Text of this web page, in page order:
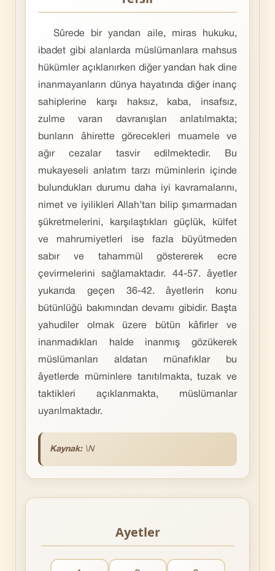
Sûrede bir yandan aile, miras hukuku,
ibadet gibi alanlarda müslümanlara mahsus
hükümler açıklanırken diğer yandan hak dine
inanmayanların dünya hayatında diğer inanç
sahiplerine karşı haksız, kaba, insafsız,
zulme varan davranışları anlatılmakta;
bunların âhirette görecekleri muamele ve
ağır cezalar tasvir edilmektedir. Bu
mukayeseli anlatım tarzı müminlerin içinde
bulundukları durumu daha iyi kavramalarını,
nimet ve iyilikleri Allah’tan bilip şımarmadan
şükretmelerini, karşılaştıkları güçlük, külfet
ve mahrumiyetleri ise fazla büyütmeden
sabır ve tahammül göstererek ecre
çevirmelerini sağlamaktadır. 44-57. âyetler
yukarıda geçen 36-42. âyetlerin konu
bütünlüğü bakımından devamı gibidir. Başta
yahudiler olmak üzere bütün kâfirler ve
inanmadıkları halde inanmış gözükerek
müslümanları aldatan münafıklar bu
âyetlerde müminlere tanıtılmakta, tuzak ve
taktikleri açıklanmakta, müslümanlar
uyarılmaktadır.
Kaynak: \N
Ayetler